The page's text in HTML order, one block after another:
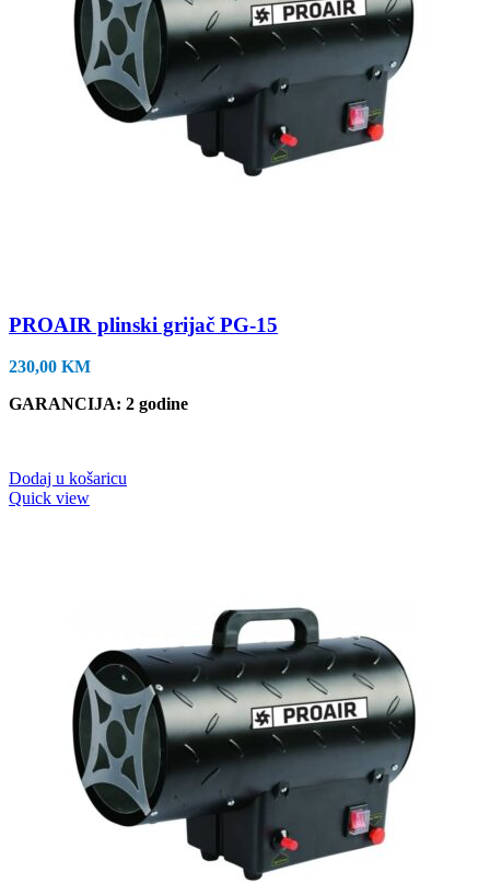
PROAIR plinski grijač PG-15
230,00 KM
GARANCIJA: 2 godine
Dodaj u košaricu
Quick view